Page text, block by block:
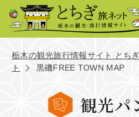
栃木の観光旅行情報サイト とち
ト
黒磯FREE TOWN MAP
観光パ